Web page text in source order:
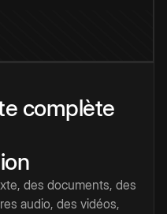
complète
des documents, des
audio, des vidéos,